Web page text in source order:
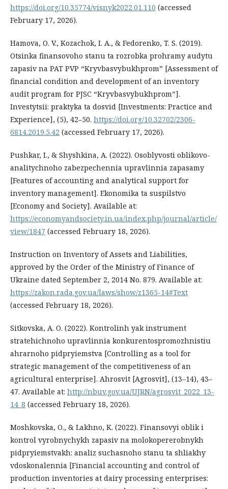
https://doi.org/10.35774/visnyk2022.01.110 (accessed
February 17, 2026).
Hamova, O. V., Kozachok, I. A., & Fedorenko, T. S. (2019).
Otsinka finansovoho stanu ta rozrobka prohramy audytu
zapasiv na PAT PVP “Kryvbasvybukhprom” [Assessment of
financial condition and development of an inventory
audit program for PJSC “Kryvbasvybukhprom”].
Investytsii: praktyka ta dosvid [Investments: Practice and
Experience], (5), 42–50. https://doi.org/10.32702/2306-
6814.2019.5.42 (accessed February 17, 2026).
Pushkar, I., & Shyshkina, A. (2022). Osoblyvosti oblikovo-
analitychnoho zabezpechennia upravlinnia zapasamy
[Features of accounting and analytical support for
inventory management]. Ekonomika ta suspilstvo
[Economy and Society]. Available at:
https://economyandsociety.in.ua/index.php/journal/article/
view/1847 (accessed February 18, 2026).
Instruction on Inventory of Assets and Liabilities,
approved by the Order of the Ministry of Finance of
Ukraine dated September 2, 2014 No. 879. Available at:
https://zakon.rada.gov.ua/laws/show/z1365-14#Text
(accessed February 18, 2026).
Sitkovska, A. O. (2022). Kontrolinh yak instrument
stratehichnoho upravlinnia konkurentospromozhnistiu
ahrarnoho pidpryiemstva [Controlling as a tool for
strategic management of the competitiveness of an
agricultural enterprise]. Ahrosvit [Agrosvit], (13–14), 43–
47. Available at: http://nbuv.gov.ua/UJRN/agrosvit_2022_13-
14_8 (accessed February 18, 2026).
Moshkovska, O., & Lakhno, K. (2022). Finansovyi oblik i
kontrol vyrobnychykh zapasiv na molokopererobnykh
pidpryiemstvakh: analiz suchasnoho stanu ta shliakhy
vdoskonalennia [Financial accounting and control of
production inventories at dairy processing enterprises: